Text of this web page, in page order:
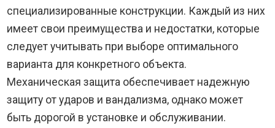
специализированные конструкции. Каждый из них
имеет свои преимущества и недостатки, которые
следует учитывать при выборе оптимального
варианта для конкретного объекта.
Механическая защита обеспечивает надежную
защиту от ударов и вандализма, однако может
быть дорогой в установке и обслуживании.